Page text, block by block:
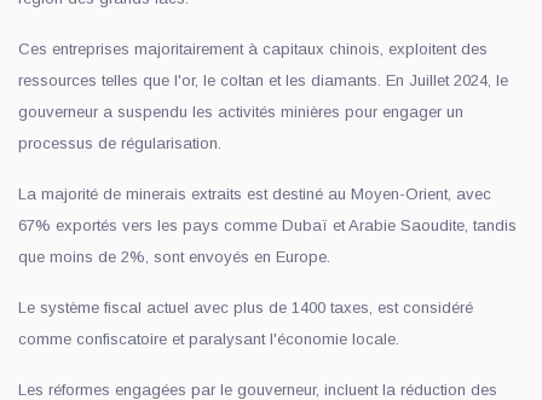
Ces entreprises majoritairement à capitaux chinois, exploitent des
ressources telles que l'or, le coltan et les diamants. En Juillet 2024, le
gouverneur a suspendu les activités minières pour engager un
processus de régularisation.
La majorité de minerais extraits est destiné au Moyen-Orient, avec
67% exportés vers les pays comme Dubaï et Arabie Saoudite, tandis
que moins de 2%, sont envoyés en Europe.
Le système fiscal actuel avec plus de 1400 taxes, est considéré
comme confiscatoire et paralysant l'économie locale.
Les réformes engagées par le gouverneur, incluent la réduction des